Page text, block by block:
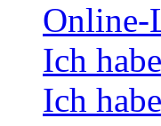
Online-
Ich
Ich